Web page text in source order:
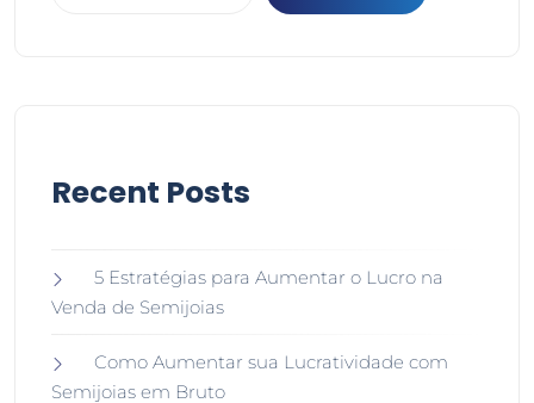
Recent Posts
5 Estratégias para Aumentar o Lucro na
Venda de Semijoias
Como Aumentar sua Lucratividade com
Semijoias em Bruto